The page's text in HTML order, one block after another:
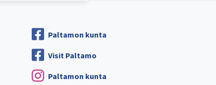
Paltamon kunta
Visit Paltamo
Paltamon kunta